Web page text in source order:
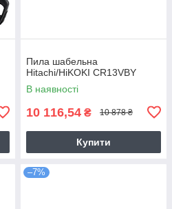
Пила шабельна
Hitachi/HiKOKI CR13VBY
В наявності
10 116,54 ₴ 10 878 ₴
Купити
–7%